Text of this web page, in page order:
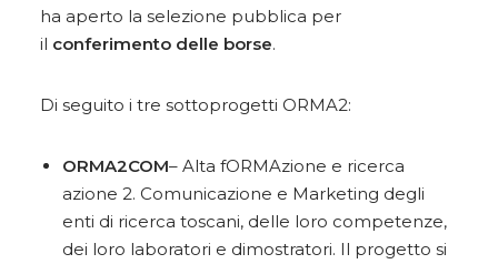
ha aperto la selezione pubblica per
il conferimento delle borse.
Di seguito i tre sottoprogetti ORMA2:
ORMA2COM– Alta fORMAzione e ricerca
azione 2. Comunicazione e Marketing degli
enti di ricerca toscani, delle loro competenze,
dei loro laboratori e dimostratori. Il progetto si